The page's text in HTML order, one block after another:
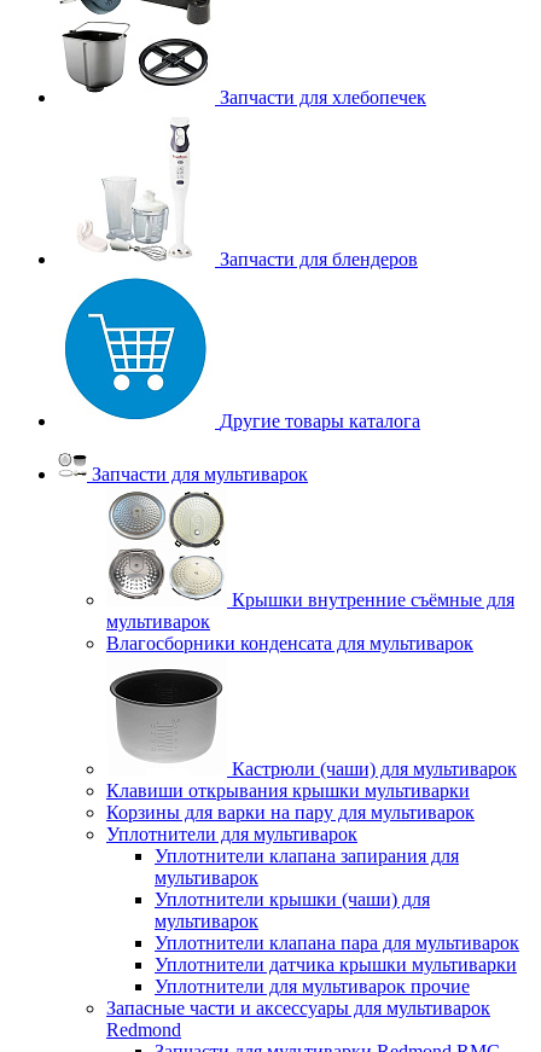
Запчасти для хлебопечек
Запчасти для блендеров
Другие товары каталога
Запчасти для мультиварок
Крышки внутренние съёмные для
мультиварок
Влагосборники конденсата для мультиварок
Кастрюли (чаши) для мультиварок
Клавиши открывания крышки мультиварки
Корзины для варки на пару для мультиварок
Уплотнители для мультиварок
Уплотнители клапана запирания для
мультиварок
Уплотнители крышки (чаши) для
мультиварок
Уплотнители клапана пара для мультиварок
Уплотнители датчика крышки мультиварки
Уплотнители для мультиварок прочие
Запасные части и аксессуары для мультиварок
Redmond